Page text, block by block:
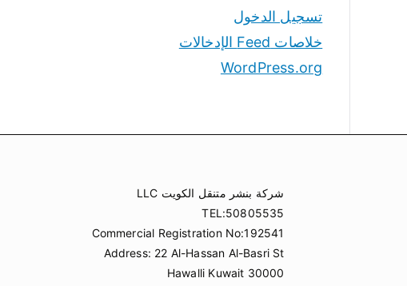
تسجيل الدخول
خلاصات Feed الإدخالات
WordPress.org
شركة بنشر متنقل الكويت LLC
TEL:50805535
Commercial Registration No:192541
Address: 22 Al-Hassan Al-Basri St
Hawalli Kuwait 30000